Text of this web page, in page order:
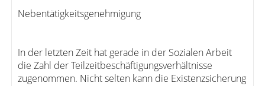
Nebentätigkeitsgenehmigung
In der letzten Zeit hat gerade in der Sozialen Arbeit
die Zahl der Teilzeitbeschäftigungsverhältnisse
zugenommen. Nicht selten kann die Existenzsicherung